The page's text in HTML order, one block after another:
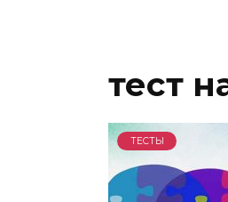
тест
ТЕСТЫ